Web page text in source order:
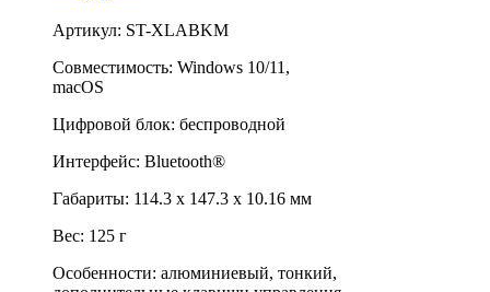
Артикул: ST-XLABKM
Совместимость: Windows 10/11,
macOS
Цифровой блок: беспроводной
Интерфейс: Bluetooth®
Габариты: 114.3 х 147.3 х 10.16 мм
Вес: 125 г
Особенности: алюминиевый, тонкий,